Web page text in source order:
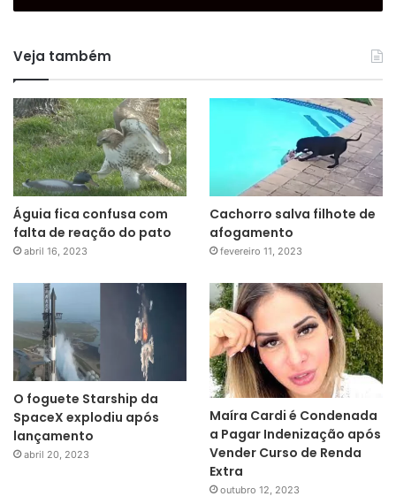
Veja também
Águia fica confusa com
falta de reação do pato
abril 16, 2023
Cachorro salva filhote de
afogamento
fevereiro 11, 2023
O foguete Starship da
SpaceX explodiu após
lançamento
abril 20, 2023
Maíra Cardi é Condenada
a Pagar Indenização após
Vender Curso de Renda
Extra
outubro 12, 2023